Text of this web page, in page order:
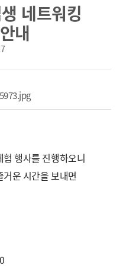
네트워킹
내
파일 다운로드
행사를 진행하오니
운 시간을 보내면